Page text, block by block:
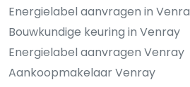
Energielabel aanvragen in
Bouwkundige keuring in Venray
Energielabel aanvragen Venray
Aankoopmakelaar Venray